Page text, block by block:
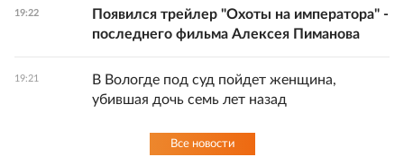
19:22
Появился трейлер "Охоты на императора" -
последнего фильма Алексея Пиманова
19:21
В Вологде под суд пойдет женщина,
убившая дочь семь лет назад
Все новости